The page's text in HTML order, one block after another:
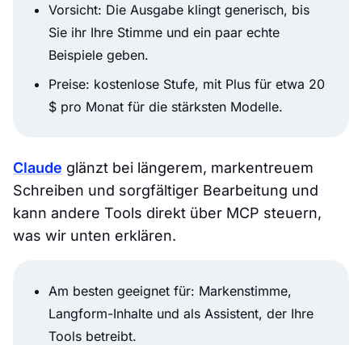
Vorsicht: Die Ausgabe klingt generisch, bis
Sie ihr Ihre Stimme und ein paar echte
Beispiele geben.
Preise: kostenlose Stufe, mit Plus für etwa 20
$ pro Monat für die stärksten Modelle.
Claude glänzt bei längerem, markentreuem
Schreiben und sorgfältiger Bearbeitung und
kann andere Tools direkt über MCP steuern,
was wir unten erklären.
Am besten geeignet für: Markenstimme,
Langform-Inhalte und als Assistent, der Ihre
Tools betreibt.